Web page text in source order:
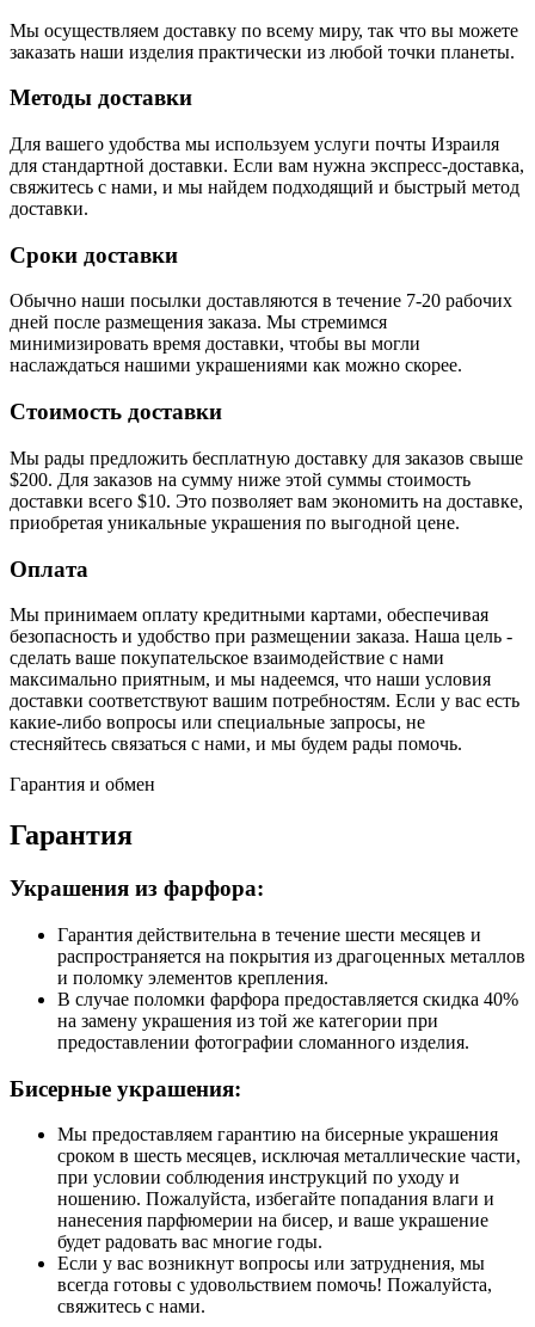
Мы осуществляем доставку по всему миру, так что вы можете
заказать наши изделия практически из любой точки планеты.
Методы доставки
Для вашего удобства мы используем услуги почты Израиля
для стандартной доставки. Если вам нужна экспресс-доставка,
свяжитесь с нами, и мы найдем подходящий и быстрый метод
доставки.
Сроки доставки
Обычно наши посылки доставляются в течение 7-20 рабочих
дней после размещения заказа. Мы стремимся
минимизировать время доставки, чтобы вы могли
наслаждаться нашими украшениями как можно скорее.
Стоимость доставки
Мы рады предложить бесплатную доставку для заказов свыше
$200. Для заказов на сумму ниже этой суммы стоимость
доставки всего $10. Это позволяет вам экономить на доставке,
приобретая уникальные украшения по выгодной цене.
Оплата
Мы принимаем оплату кредитными картами, обеспечивая
безопасность и удобство при размещении заказа. Наша цель -
сделать ваше покупательское взаимодействие с нами
максимально приятным, и мы надеемся, что наши условия
доставки соответствуют вашим потребностям. Если у вас есть
какие-либо вопросы или специальные запросы, не
стесняйтесь связаться с нами, и мы будем рады помочь.
Гарантия и обмен
Гарантия
Украшения из фарфора:
Гарантия действительна в течение шести месяцев и
распространяется на покрытия из драгоценных металлов
и поломку элементов крепления.
В случае поломки фарфора предоставляется скидка 40%
на замену украшения из той же категории при
предоставлении фотографии сломанного изделия.
Бисерные украшения:
Мы предоставляем гарантию на бисерные украшения
сроком в шесть месяцев, исключая металлические части,
при условии соблюдения инструкций по уходу и
ношению. Пожалуйста, избегайте попадания влаги и
нанесения парфюмерии на бисер, и ваше украшение
будет радовать вас многие годы.
Если у вас возникнут вопросы или затруднения, мы
всегда готовы с удовольствием помочь! Пожалуйста,
свяжитесь с нами.